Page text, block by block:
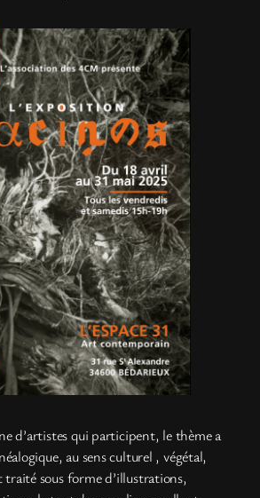
d’artistes qui participent, le thème a
au sens culturel , végétal,
sous forme d’illustrations,